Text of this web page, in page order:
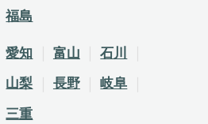
福島
愛知 富山
石川
山梨 長野
岐阜
三重